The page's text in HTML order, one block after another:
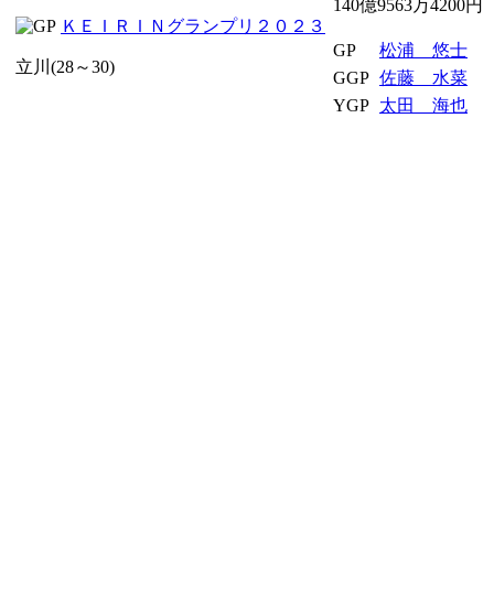
ＫＥＩＲＩＮグランプリ２０２３
立川(28～30)
140億9563万4200円
GP
松浦 悠士
GGP 佐藤 水菜
YGP 太田 海也